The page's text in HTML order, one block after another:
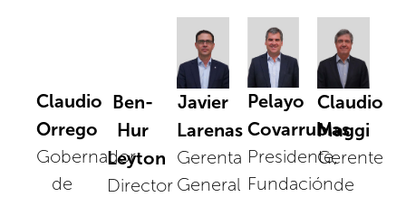
Claudio
Orrego
Gobernador
de
Ben-
Hur
Leyton
Director
Javier
Larenas
Gerenta
General
Pelayo
Covarrubias
Presidente,
Fundación
Claudio
Maggi
Gerente
de